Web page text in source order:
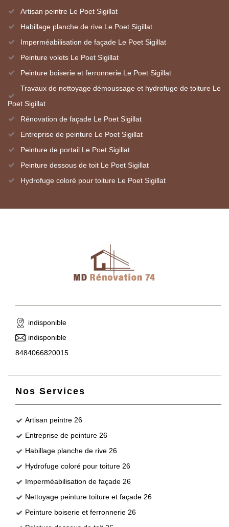
Artisan peintre Le Poet Sigillat
Habillage planche de rive Le Poet Sigillat
Imperméabilisation de façade Le Poet Sigillat
Peinture volets Le Poet Sigillat
Peinture boiserie et ferronnerie Le Poet Sigillat
Travaux de nettoyage démoussage et hydrofuge de toiture Le
Poet Sigillat
Rénovation de façade Le Poet Sigillat
Entreprise de peinture Le Poet Sigillat
Peinture de portail Le Poet Sigillat
Peinture dessous de toit Le Poet Sigillat
Hydrofuge coloré pour toiture Le Poet Sigillat
indisponible
indisponible
8484066820015
Nos Services
Artisan peintre 26
Entreprise de peinture 26
Habillage planche de rive 26
Hydrofuge coloré pour toiture 26
Imperméabilisation de façade 26
Nettoyage peinture toiture et façade 26
Peinture boiserie et ferronnerie 26